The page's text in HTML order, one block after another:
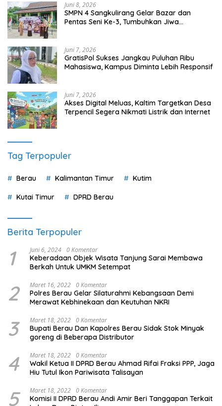
Juni 8, 2026
SMPN 4 Sangkulirang Gelar Bazar dan
Pentas Seni Ke-3, Tumbuhkan Jiwa
Juni 7, 2026
GratisPol Sukses Jangkau Puluhan Ribu
Mahasiswa, Kampus Diminta Lebih Responsif
Juni 7, 2026
Akses Digital Meluas, Kaltim Targetkan Desa
Terpencil Segera Nikmati Listrik dan Internet
Tag Terpopuler
Berau Kalimantan Timur Kutim
Kutai Timur DPRD Berau
Berita Terpopuler
1 Juni 6, 2024 0 Komentar
Keberadaan Objek Wisata Tanjung Sarai Membawa
Berkah Untuk UMKM Setempat
2 Maret 16, 2022 0 Komentar
Polres Berau Gelar Silaturahmi Kebangsaan Demi
Merawat Kebhinekaan dan Keutuhan NKRI
3 Maret 18, 2022 0 Komentar
Bupati Berau Dan Kapolres Berau Sidak Stok Minyak
goreng di Beberapa Distributor
4 Maret 18, 2022 0 Komentar
Wakil Ketua II DPRD Berau Ahmad Rifai Fraksi PPP, Jaga
Hiu Tutul Ikon Pariwisata Talisayan
5 Maret 18, 2022 0 Komentar
Komisi II DPRD Berau Andi Amir Beri Tanggapan Terkait